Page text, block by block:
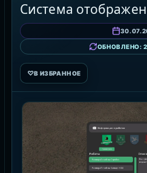
Система
ОБНОВЛЕНО:
♡В ИЗБРАННОЕ